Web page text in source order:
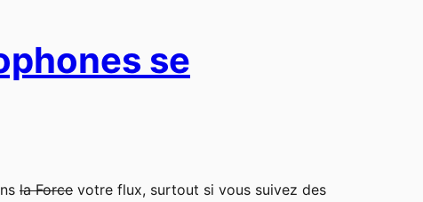
se
la Force votre flux, surtout si vous suivez des